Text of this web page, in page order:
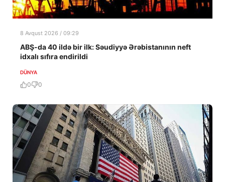
8 Avqust 2026 / 09:29
ABŞ-da 40 ildə bir ilk: Səudiyyə Ərəbistanının neft
idxalı sıfıra endirildi
DÜNYA
0 0